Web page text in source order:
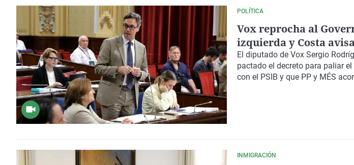
POLÍTICA
Vox reprocha al
izquierda y Costa
facilitar o bloquear"
El diputado de Vox Sergio
pactado el decreto para paliar
con el PSIB y que PP y MÉS
INMIGRACIÓN